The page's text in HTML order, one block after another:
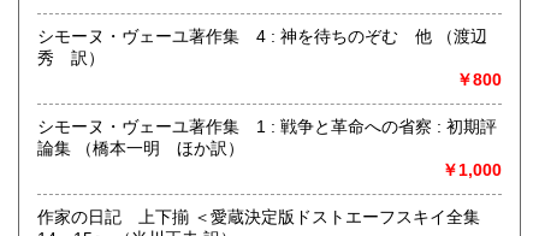
国立駅前の古書店です。
2020年5月に引っ越ししました。
2025年5月、店舗を拡張しました。
定休日なし、店舗で通販在庫の販売・受け渡し可能です。
シモーヌ・ヴェーユ著作集 4 : 神を待ちのぞむ 他 （渡辺
秀 訳）
￥800
シモーヌ・ヴェーユ著作集 1 : 戦争と革命への省察 : 初期評
論集 （橋本一明 ほか訳）
￥1,000
作家の日記 上下揃 ＜愛蔵決定版ドストエーフスキイ全集